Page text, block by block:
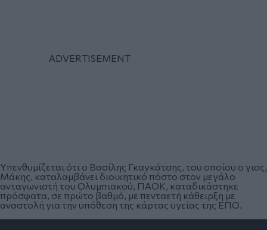
Υπενθυμίζεται ότι ο Βασίλης Γκαγκάτσης, του οποίου ο γιος,
Μάκης, καταλαμβάνει διοικητικό πόστο στον μεγάλο
ανταγωνιστή του Ολυμπιακού, ΠΑΟΚ, καταδικάστηκε
πρόσφατα, σε πρώτο βαθμό, με πενταετή κάθειρξη με
αναστολή για την υπόθεση της κάρτας υγείας της ΕΠΟ.